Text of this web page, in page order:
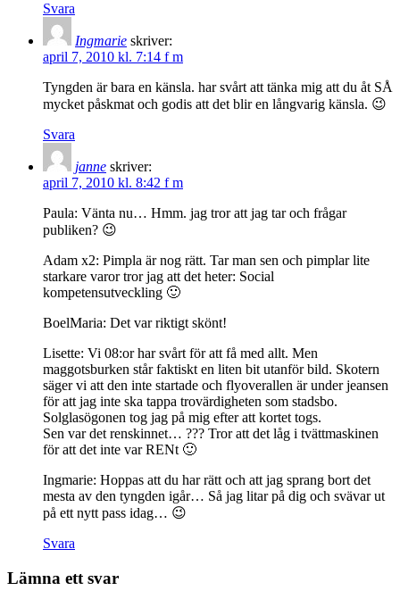
Svara
Ingmarie skriver:
april 7, 2010 kl. 7:14 f m
Tyngden är bara en känsla. har svårt att tänka mig att du åt SÅ
mycket påskmat och godis att det blir en långvarig känsla. 😉
Svara
janne skriver:
april 7, 2010 kl. 8:42 f m
Paula: Vänta nu… Hmm. jag tror att jag tar och frågar
publiken? 😉
Adam x2: Pimpla är nog rätt. Tar man sen och pimplar lite
starkare varor tror jag att det heter: Social
kompetensutveckling 🙂
BoelMaria: Det var riktigt skönt!
Lisette: Vi 08:or har svårt för att få med allt. Men
maggotsburken står faktiskt en liten bit utanför bild. Skotern
säger vi att den inte startade och flyoverallen är under jeansen
för att jag inte ska tappa trovärdigheten som stadsbo.
Solglasögonen tog jag på mig efter att kortet togs.
Sen var det renskinnet… ??? Tror att det låg i tvättmaskinen
för att det inte var RENt 🙂
Ingmarie: Hoppas att du har rätt och att jag sprang bort det
mesta av den tyngden igår… Så jag litar på dig och svävar ut
på ett nytt pass idag… 😉
Svara
Lämna ett svar